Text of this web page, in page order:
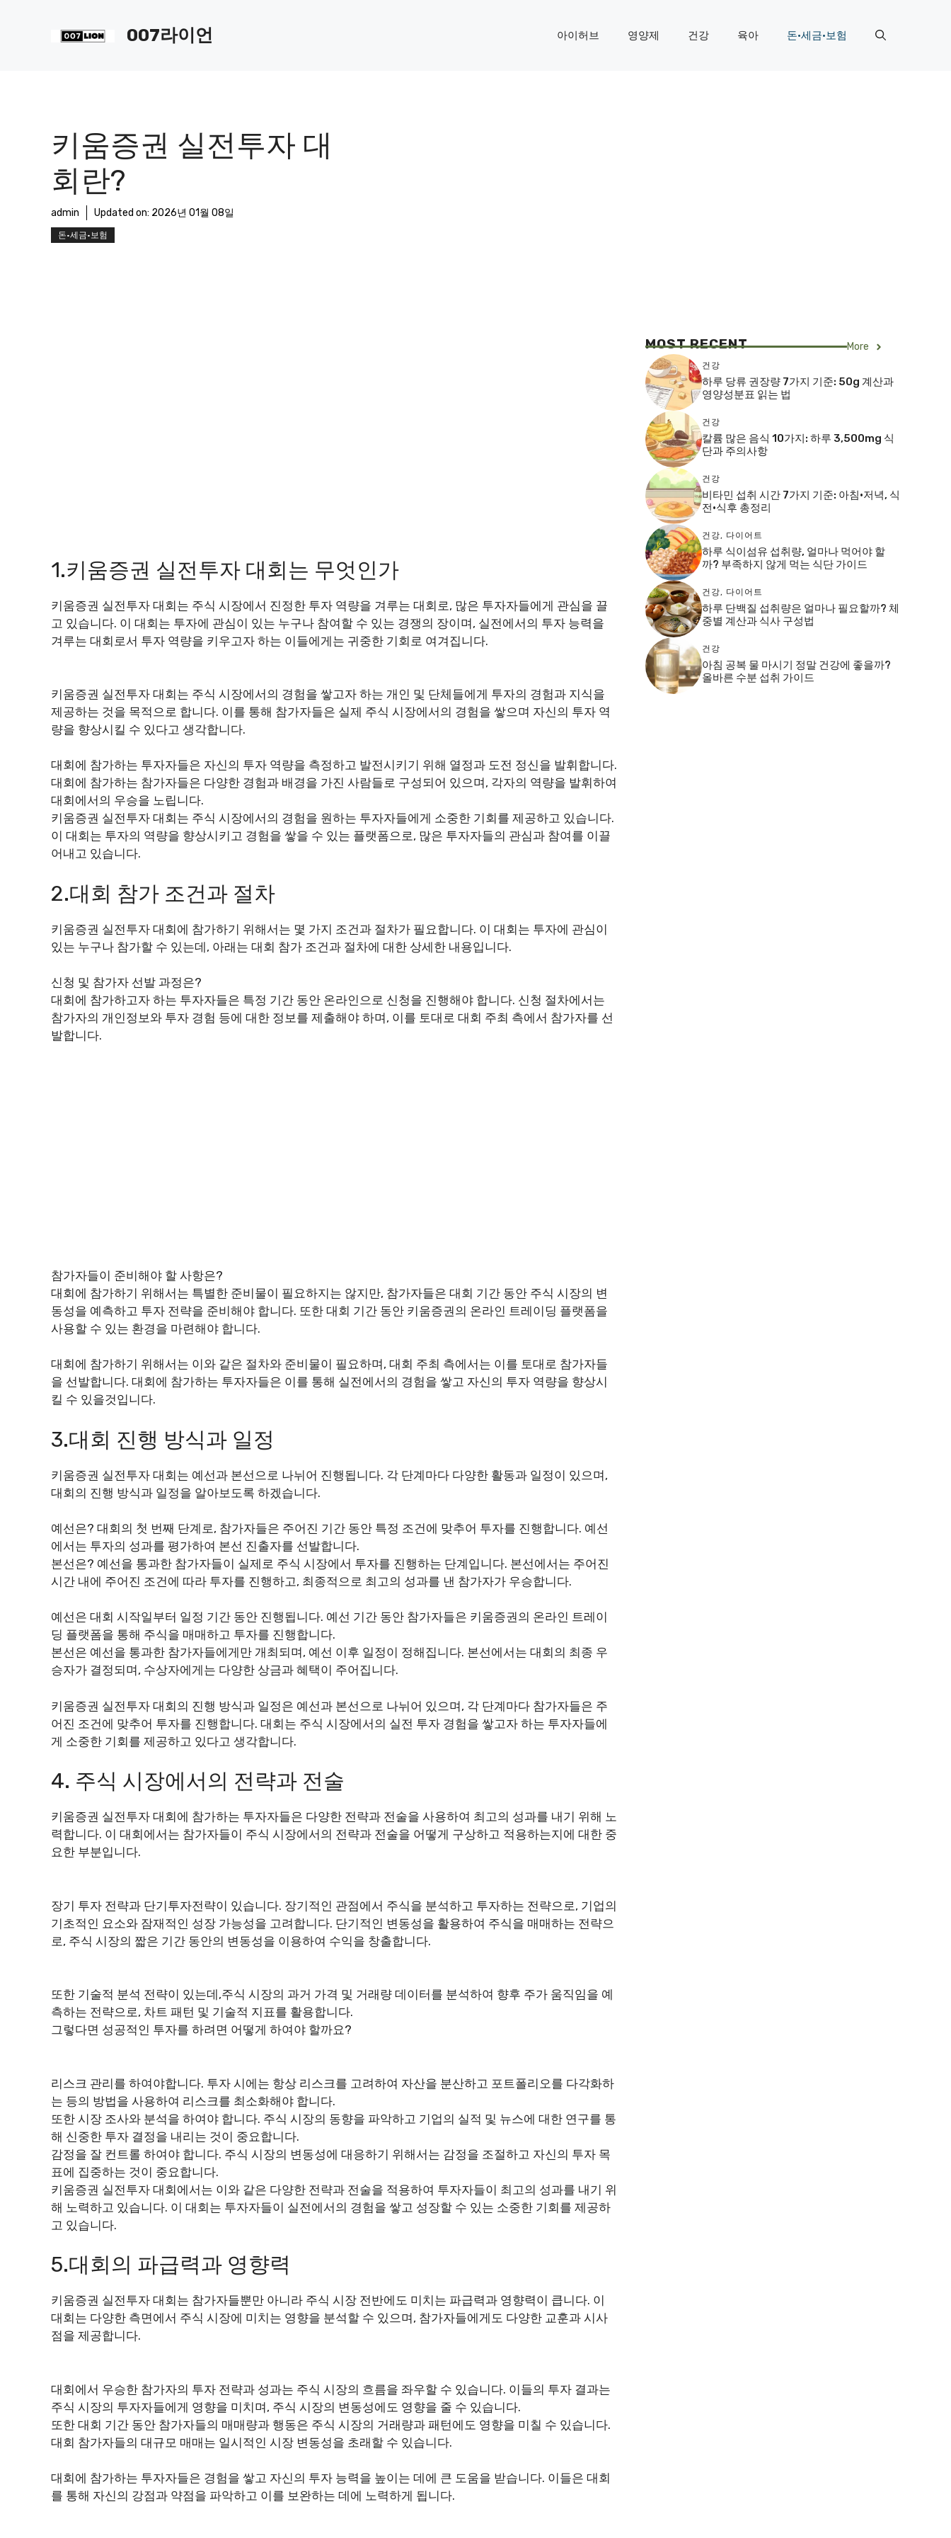
007라이언 아이허브 영양제 건강 육아 돈·세금·보험
키움증권 실전투자 대
회란?
admin Updated on: 2026년 01월 08일
돈·세금·보험
1.키움증권 실전투자 대회는 무엇인가
키움증권 실전투자 대회는 주식 시장에서 진정한 투자 역량을 겨루는 대회로, 많은 투자자들에게 관심을 끌
고 있습니다. 이 대회는 투자에 관심이 있는 누구나 참여할 수 있는 경쟁의 장이며, 실전에서의 투자 능력을
겨루는 대회로서 투자 역량을 키우고자 하는 이들에게는 귀중한 기회로 여겨집니다.
키움증권 실전투자 대회는 주식 시장에서의 경험을 쌓고자 하는 개인 및 단체들에게 투자의 경험과 지식을
제공하는 것을 목적으로 합니다. 이를 통해 참가자들은 실제 주식 시장에서의 경험을 쌓으며 자신의 투자 역
량을 향상시킬 수 있다고 생각합니다.
대회에 참가하는 투자자들은 자신의 투자 역량을 측정하고 발전시키기 위해 열정과 도전 정신을 발휘합니다.
대회에 참가하는 참가자들은 다양한 경험과 배경을 가진 사람들로 구성되어 있으며, 각자의 역량을 발휘하여
대회에서의 우승을 노립니다.
키움증권 실전투자 대회는 주식 시장에서의 경험을 원하는 투자자들에게 소중한 기회를 제공하고 있습니다.
이 대회는 투자의 역량을 향상시키고 경험을 쌓을 수 있는 플랫폼으로, 많은 투자자들의 관심과 참여를 이끌
어내고 있습니다.
2.대회 참가 조건과 절차
키움증권 실전투자 대회에 참가하기 위해서는 몇 가지 조건과 절차가 필요합니다. 이 대회는 투자에 관심이
있는 누구나 참가할 수 있는데, 아래는 대회 참가 조건과 절차에 대한 상세한 내용입니다.
신청 및 참가자 선발 과정은?
대회에 참가하고자 하는 투자자들은 특정 기간 동안 온라인으로 신청을 진행해야 합니다. 신청 절차에서는
참가자의 개인정보와 투자 경험 등에 대한 정보를 제출해야 하며, 이를 토대로 대회 주최 측에서 참가자를 선
발합니다.
참가자들이 준비해야 할 사항은?
대회에 참가하기 위해서는 특별한 준비물이 필요하지는 않지만, 참가자들은 대회 기간 동안 주식 시장의 변
동성을 예측하고 투자 전략을 준비해야 합니다. 또한 대회 기간 동안 키움증권의 온라인 트레이딩 플랫폼을
사용할 수 있는 환경을 마련해야 합니다.
대회에 참가하기 위해서는 이와 같은 절차와 준비물이 필요하며, 대회 주최 측에서는 이를 토대로 참가자들
을 선발합니다. 대회에 참가하는 투자자들은 이를 통해 실전에서의 경험을 쌓고 자신의 투자 역량을 향상시
킬 수 있을것입니다.
3.대회 진행 방식과 일정
키움증권 실전투자 대회는 예선과 본선으로 나뉘어 진행됩니다. 각 단계마다 다양한 활동과 일정이 있으며,
대회의 진행 방식과 일정을 알아보도록 하겠습니다.
예선은? 대회의 첫 번째 단계로, 참가자들은 주어진 기간 동안 특정 조건에 맞추어 투자를 진행합니다. 예선
에서는 투자의 성과를 평가하여 본선 진출자를 선발합니다.
본선은? 예선을 통과한 참가자들이 실제로 주식 시장에서 투자를 진행하는 단계입니다. 본선에서는 주어진
시간 내에 주어진 조건에 따라 투자를 진행하고, 최종적으로 최고의 성과를 낸 참가자가 우승합니다.
예선은 대회 시작일부터 일정 기간 동안 진행됩니다. 예선 기간 동안 참가자들은 키움증권의 온라인 트레이
딩 플랫폼을 통해 주식을 매매하고 투자를 진행합니다.
본선은 예선을 통과한 참가자들에게만 개최되며, 예선 이후 일정이 정해집니다. 본선에서는 대회의 최종 우
승자가 결정되며, 수상자에게는 다양한 상금과 혜택이 주어집니다.
키움증권 실전투자 대회의 진행 방식과 일정은 예선과 본선으로 나뉘어 있으며, 각 단계마다 참가자들은 주
어진 조건에 맞추어 투자를 진행합니다. 대회는 주식 시장에서의 실전 투자 경험을 쌓고자 하는 투자자들에
게 소중한 기회를 제공하고 있다고 생각합니다.
4. 주식 시장에서의 전략과 전술
키움증권 실전투자 대회에 참가하는 투자자들은 다양한 전략과 전술을 사용하여 최고의 성과를 내기 위해 노
력합니다. 이 대회에서는 참가자들이 주식 시장에서의 전략과 전술을 어떻게 구상하고 적용하는지에 대한 중
요한 부분입니다.
장기 투자 전략과 단기투자전략이 있습니다. 장기적인 관점에서 주식을 분석하고 투자하는 전략으로, 기업의
기초적인 요소와 잠재적인 성장 가능성을 고려합니다. 단기적인 변동성을 활용하여 주식을 매매하는 전략으
로, 주식 시장의 짧은 기간 동안의 변동성을 이용하여 수익을 창출합니다.
또한 기술적 분석 전략이 있는데,주식 시장의 과거 가격 및 거래량 데이터를 분석하여 향후 주가 움직임을 예
측하는 전략으로, 차트 패턴 및 기술적 지표를 활용합니다.
그렇다면 성공적인 투자를 하려면 어떻게 하여야 할까요?
리스크 관리를 하여야합니다. 투자 시에는 항상 리스크를 고려하여 자산을 분산하고 포트폴리오를 다각화하
는 등의 방법을 사용하여 리스크를 최소화해야 합니다.
또한 시장 조사와 분석을 하여야 합니다. 주식 시장의 동향을 파악하고 기업의 실적 및 뉴스에 대한 연구를 통
해 신중한 투자 결정을 내리는 것이 중요합니다.
감정을 잘 컨트롤 하여야 합니다. 주식 시장의 변동성에 대응하기 위해서는 감정을 조절하고 자신의 투자 목
표에 집중하는 것이 중요합니다.
키움증권 실전투자 대회에서는 이와 같은 다양한 전략과 전술을 적용하여 투자자들이 최고의 성과를 내기 위
해 노력하고 있습니다. 이 대회는 투자자들이 실전에서의 경험을 쌓고 성장할 수 있는 소중한 기회를 제공하
고 있습니다.
5.대회의 파급력과 영향력
키움증권 실전투자 대회는 참가자들뿐만 아니라 주식 시장 전반에도 미치는 파급력과 영향력이 큽니다. 이
대회는 다양한 측면에서 주식 시장에 미치는 영향을 분석할 수 있으며, 참가자들에게도 다양한 교훈과 시사
점을 제공합니다.
대회에서 우승한 참가자의 투자 전략과 성과는 주식 시장의 흐름을 좌우할 수 있습니다. 이들의 투자 결과는
주식 시장의 투자자들에게 영향을 미치며, 주식 시장의 변동성에도 영향을 줄 수 있습니다.
또한 대회 기간 동안 참가자들의 매매량과 행동은 주식 시장의 거래량과 패턴에도 영향을 미칠 수 있습니다.
대회 참가자들의 대규모 매매는 일시적인 시장 변동성을 초래할 수 있습니다.
대회에 참가하는 투자자들은 경험을 쌓고 자신의 투자 능력을 높이는 데에 큰 도움을 받습니다. 이들은 대회
를 통해 자신의 강점과 약점을 파악하고 이를 보완하는 데에 노력하게 됩니다.
MOST RECENT More
건강
하루 당류 권장량 7가지 기준: 50g 계산과
영양성분표 읽는 법
건강
칼륨 많은 음식 10가지: 하루 3,500mg 식
단과 주의사항
건강
비타민 섭취 시간 7가지 기준: 아침·저녁, 식
전·식후 총정리
건강, 다이어트
하루 식이섬유 섭취량, 얼마나 먹어야 할
까? 부족하지 않게 먹는 식단 가이드
건강, 다이어트
하루 단백질 섭취량은 얼마나 필요할까? 체
중별 계산과 식사 구성법
건강
아침 공복 물 마시기 정말 건강에 좋을까?
올바른 수분 섭취 가이드